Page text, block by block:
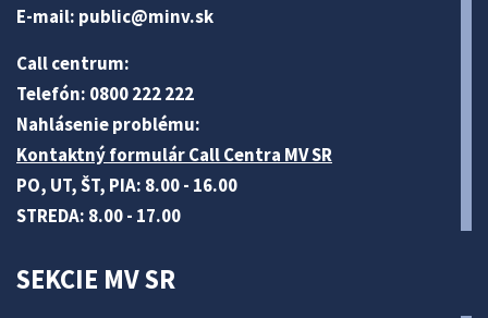
E-mail: public@minv.sk
Call centrum:
Telefón: 0800 222 222
Nahlásenie problému:
Kontaktný formulár Call Centra MV SR
PO, UT, ŠT, PIA: 8.00 - 16.00
STREDA: 8.00 - 17.00
SEKCIE MV SR